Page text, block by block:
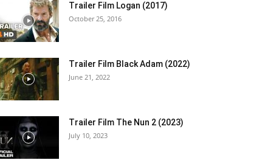
Trailer Film Logan (2017)
October 25, 2016
Trailer Film Black Adam (2022)
June 21, 2022
Trailer Film The Nun 2 (2023)
July 10, 2023